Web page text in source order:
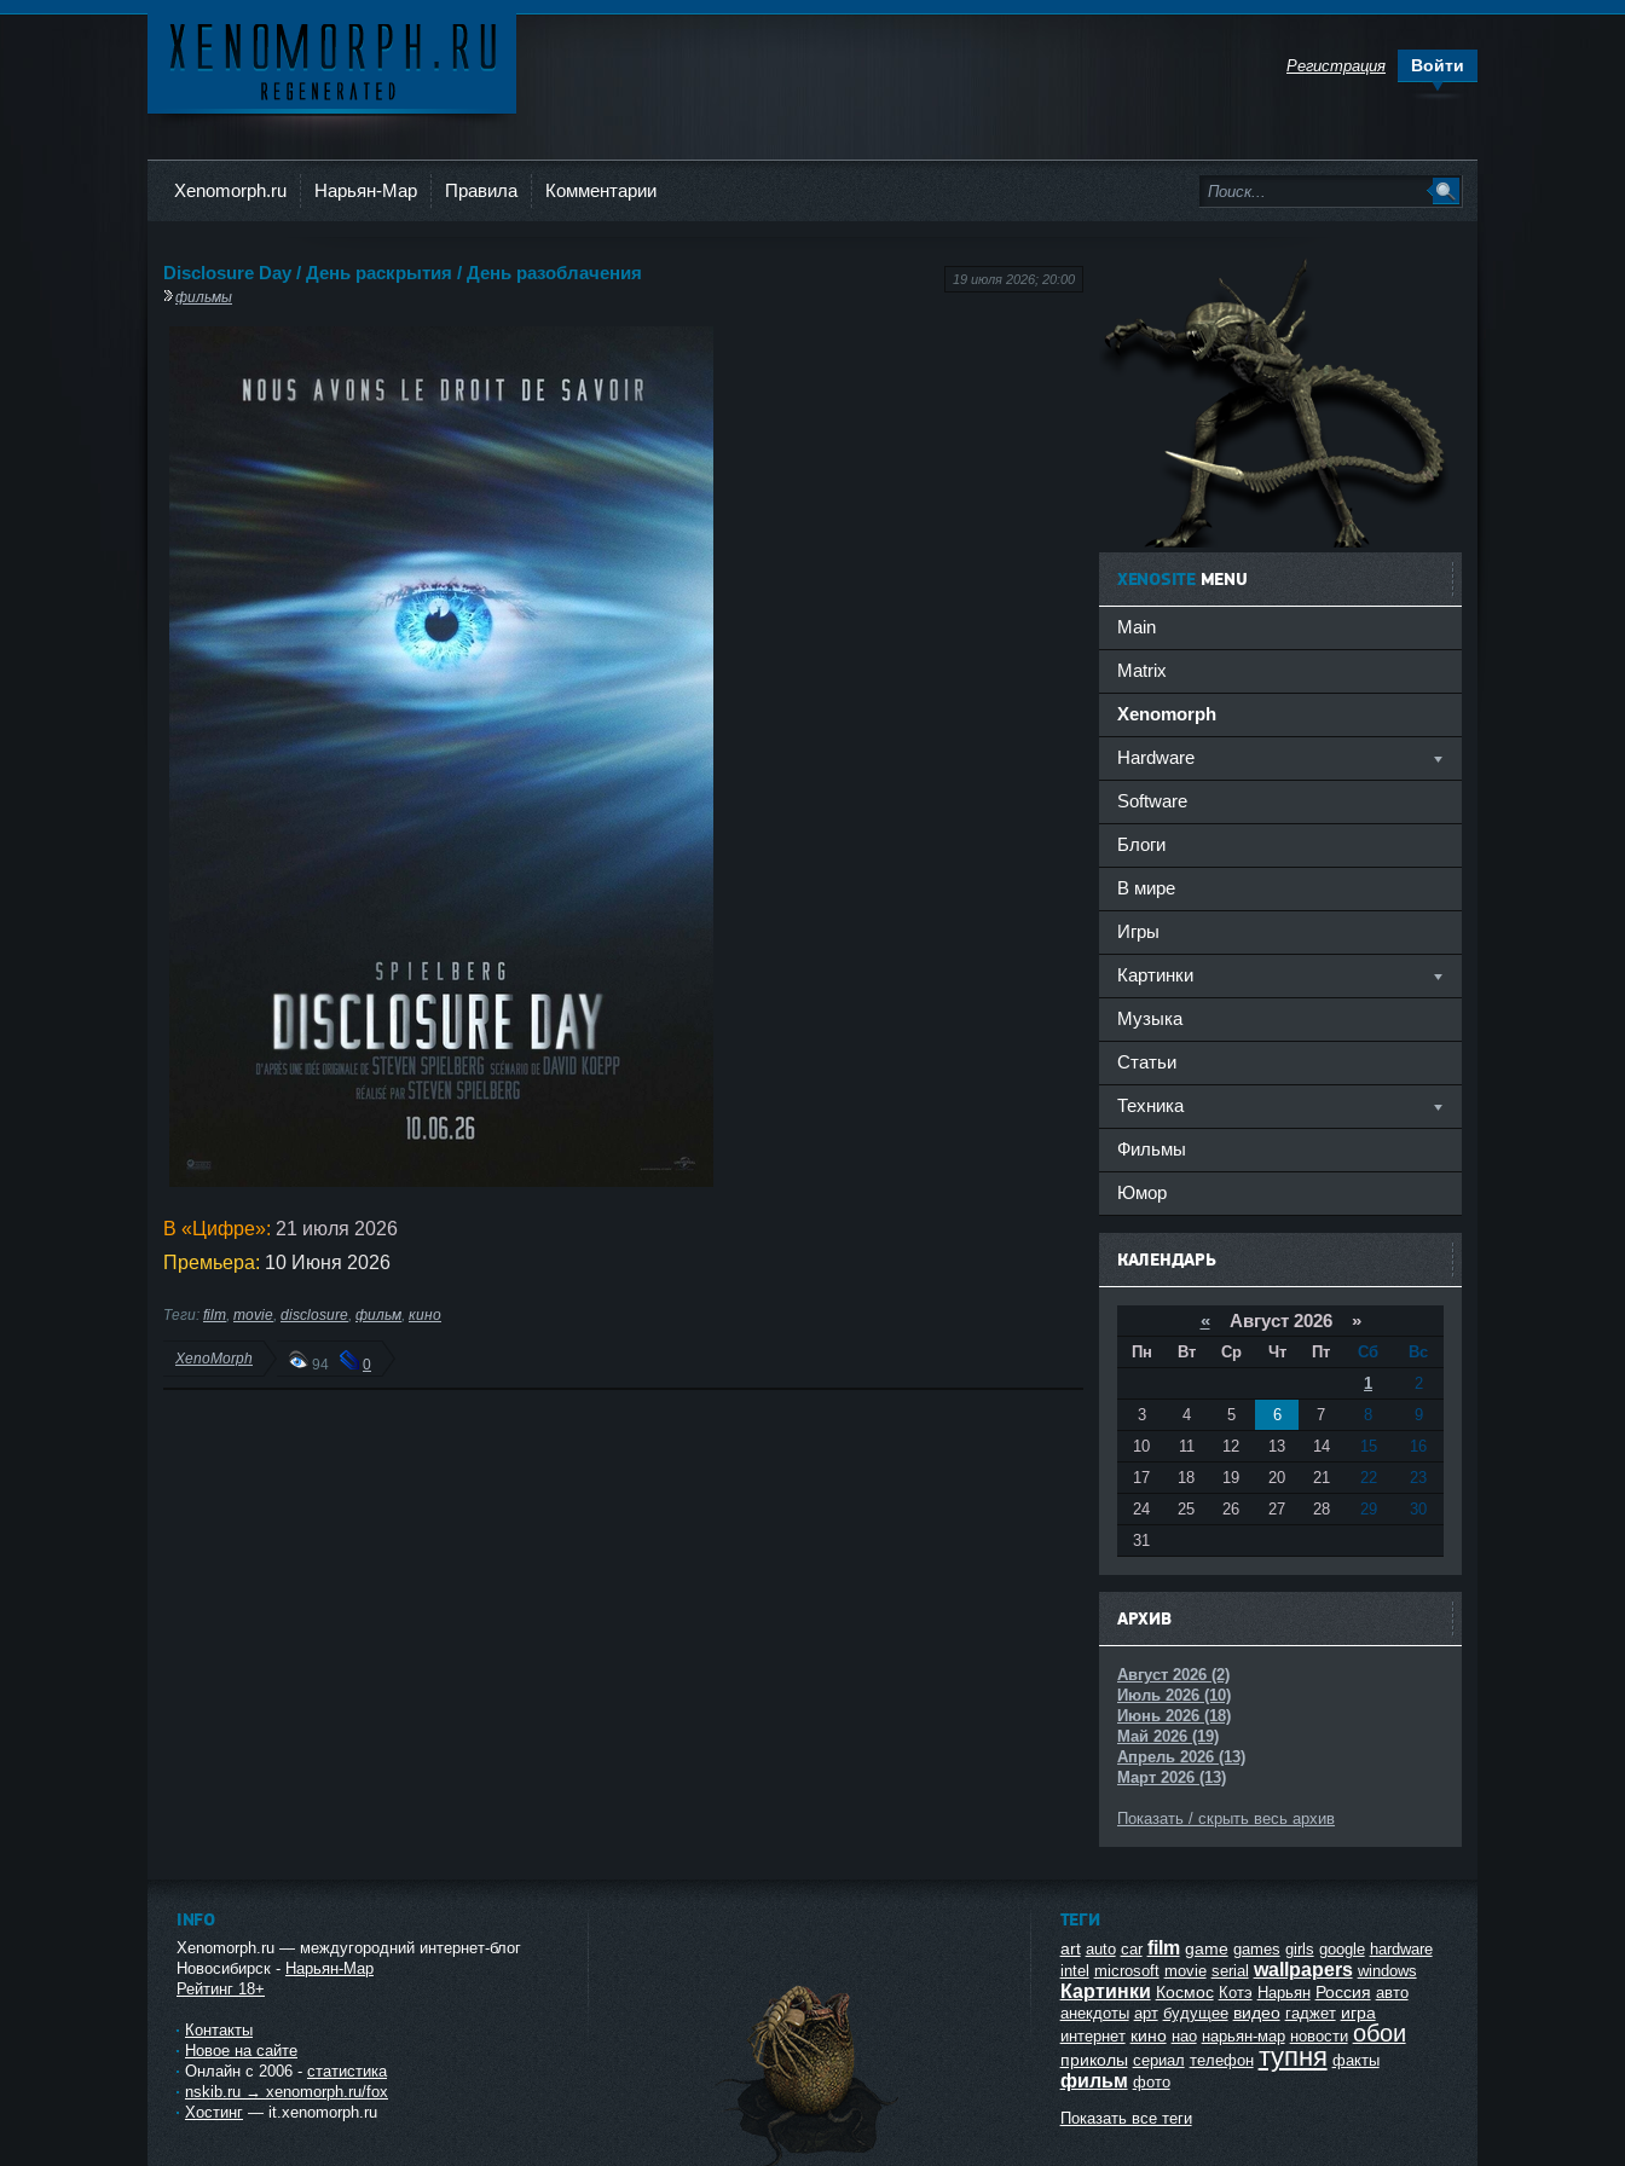
Регистрация Войти
Xenomorph.ru Нарьян-Мар Правила Комментарии
19 июля 2026; 20:00
Disclosure Day / День раскрытия / День разоблачения
фильмы
В «Цифре»: 21 июля 2026
Премьера: 10 Июня 2026
Теги: film movie disclosure фильм кино
XenoMorph 94 0
XENOSITEMENU
Main
Matrix
Xenomorph
Hardware
Software
Блоги
В мире
Игры
Картинки
Музыка
Статьи
Техника
Фильмы
Юмор
КАЛЕНДАРЬ
«Август 2026 »
Пн Вт Ср Чт Пт Сб
Вс
1
2
3
4 5 6 7 8
9
10
11 12 13 14 15
16
17
18 19 20 21 22
23
24
25 26 27 28 29
30
31
АРХИВ
Август 2026 (2)
Июль 2026 (10)
Июнь 2026 (18)
Май 2026 (19)
Апрель 2026 (13)
Март 2026 (13)
Показать / скрыть весь архив
INFO
Xenomorph.ru — междугородний интернет-блог
Новосибирск - Нарьян-Мар
Рейтинг 18+
Контакты
Новое на сайте
Онлайн с 2006 - статистика
nskib.ru → xenomorph.ru/fox
Хостинг — it.xenomorph.ru
ТЕГИ
art auto car film game games girls google hardware
intel microsoft movie serial wallpapers windows
Картинки Космос Котэ Нарьян Россия авто
анекдоты арт будущее видео гаджет игра
интернет кино нао нарьян-мар новости обои
приколы сериал телефон тупня факты
фильм фото
Показать все теги